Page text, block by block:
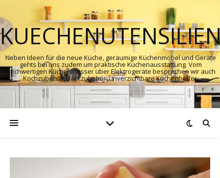
Neben Ideen für die neue Küche, geräumige Küchenmöbel und Geräte
gehts bei uns zudem um praktische Küchenausstattung. Vom
hochwertigen Küchenmesser über Elektrogeräte besprechen wir auch
Kochzubehör, Backzubehör, unverzichtbare Küchenhelfer.